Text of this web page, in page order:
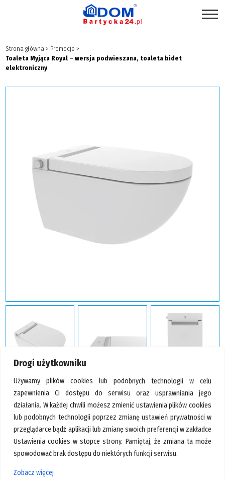
Drogi użytkowniku
Używamy plików cookies lub podobnych technologii w celu
zapewnienia Ci dostępu do serwisu oraz usprawniania jego
działania. W każdej chwili możesz zmienić ustawienia plików cookies
lub podobnych technologii poprzez zmianę ustawień prywatności w
przeglądarce bądź aplikacji lub zmianę swoich preferencji w zakładce
Ustawienia cookies w stopce strony. Pamiętaj, że zmiana ta może
spowodować brak dostępu do niektórych funkcji serwisu.
Zobacz więcej
BLOG EKSPERCKI
Strona główna > Promocje >
Toaleta Myjąca Royal – wersja podwieszana, toaleta bidet
elektroniczny